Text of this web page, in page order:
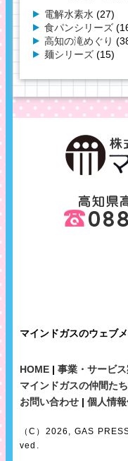
電解水素水 (27)
食パンシリーズ
高知の滝めぐり
麺シリーズ (15)
マインドガスのウェブ
HOME | 事業・サービ
マインドガスの仲間たち
お問い合わせ | 個人情
（C）2026, GAS
ved.